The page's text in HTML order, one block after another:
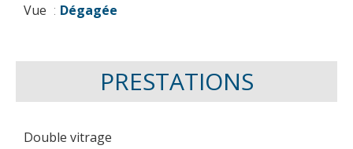
Vue Dégagée
PRESTATIONS
Double vitrage